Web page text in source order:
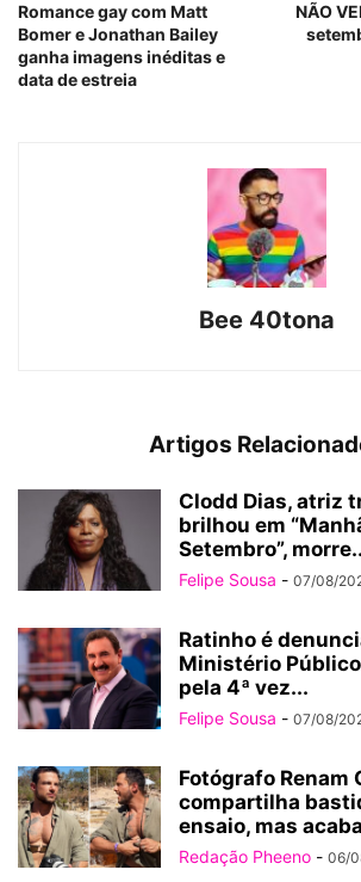
Romance gay com Matt
Bomer e Jonathan Bailey
ganha imagens inéditas e
data de estreia
NÃO
Bee 40tona
Artigos
Clodd Dias, atriz
brilhou em
Setembro”,
Felipe Sousa - 07/08/
Ratinho é
Ministério
pela 4ª vez...
Felipe Sousa - 07/08/
Fotógrafo
compartilha
ensaio, mas
Redação Pheeno - 06/